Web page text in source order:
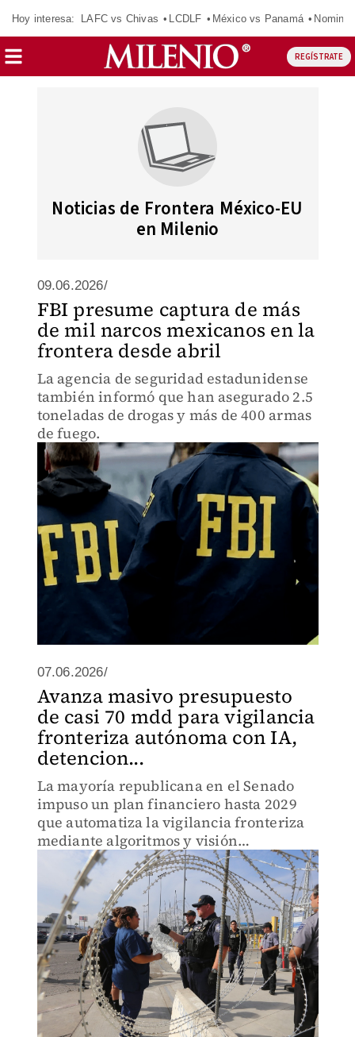
Hoy interesa: LAFC vs Chivas LCDLF México vs Panamá
REGÍSTRATE
Noticias de Frontera México-EU
en Milenio
09.06.2026/
FBI presume captura de más
de mil narcos mexicanos en la
frontera desde abril
La agencia de seguridad estadunidense
también informó que han asegurado 2.5
toneladas de drogas y más de 400 armas
de fuego.
07.06.2026/
Avanza masivo presupuesto
de casi 70 mdd para vigilancia
fronteriza autónoma con IA,
detencion...
La mayoría republicana en el Senado
impuso un plan financiero hasta 2029
que automatiza la vigilancia fronteriza
mediante algoritmos y visión
computarizada.